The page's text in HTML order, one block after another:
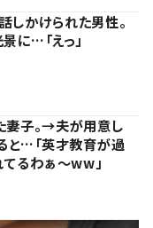
かけられた男性。
に…「えっ」
妻子。→夫が用意し
と…「英才教育が過
てるわぁ～ww」